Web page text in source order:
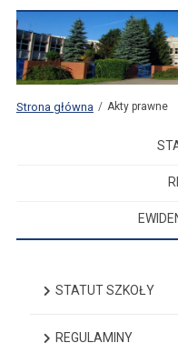
Strona główna Akty prawne
STATUT SZKOŁY
REGULAMINY